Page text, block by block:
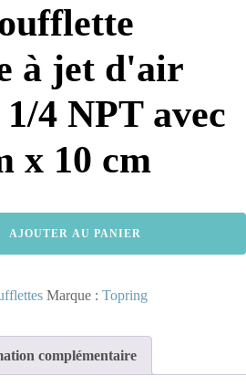
à jet d'air
4 NPT avec
x 10 cm
AJOUTER AU PANIER
Marque : Topring
complémentaire